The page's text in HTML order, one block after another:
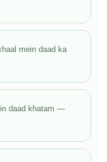
mein daad ka
daad khatam —